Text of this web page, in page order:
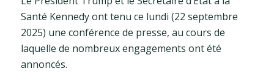
Santé Kennedy ont tenu ce lundi (22 septembre
2025) une conférence de presse, au cours de
laquelle de nombreux engagements ont été
annoncés.